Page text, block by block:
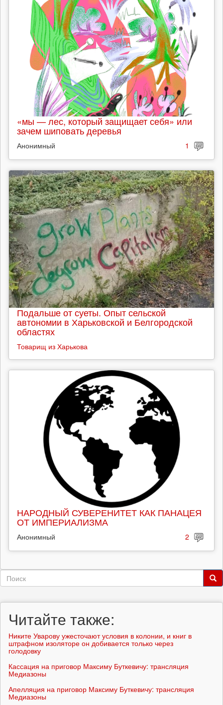
«мы — лес, который защищает себя» или
зачем шиповать деревья
Анонимный 1
Подальше от суеты. Опыт сельской
автономии в Харьковской и Белгородской
областях
Товарищ из Харькова
НАРОДНЫЙ СУВЕРЕНИТЕТ КАК ПАНАЦЕЯ
ОТ ИМПЕРИАЛИЗМА
Анонимный 2
Форма
Читайте также:
Никите Уварову ужесточают условия в колонии, и книг в
штрафном изоляторе он добивается только через
голодовку
Кассация на приговор Максиму Буткевичу: трансляция
Медиазоны
Апелляция на приговор Максиму Буткевичу: трансляция
Медиазоны